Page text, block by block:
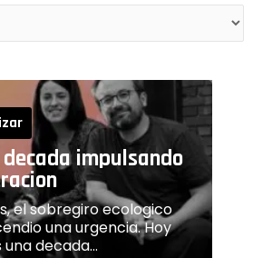
decada impulsando
el sobregiro ecologico
una urgencia. Hoy
decada…